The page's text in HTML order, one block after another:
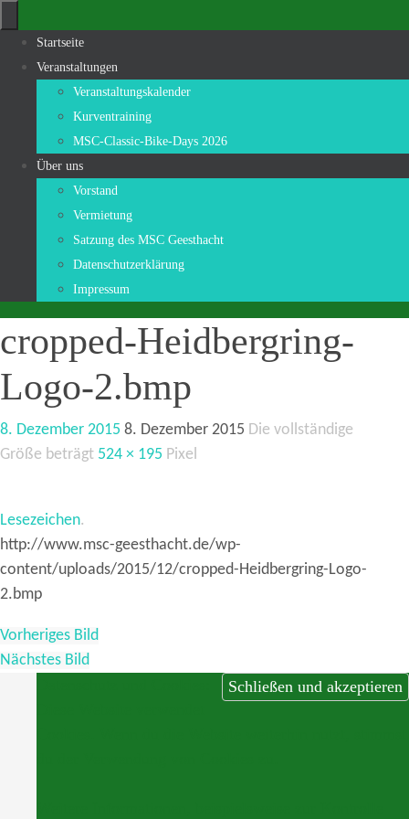
Inhalt
springen
Zum
Inhalt
Startseite
Veranstaltungen
Veranstaltungskalender
Kurventraining
MSC-Classic-Bike-Days 2026
Über uns
Vorstand
Vermietung
Satzung des MSC Geesthacht
Datenschutzerklärung
Impressum
cropped-Heidbergring-
Logo-2.bmp
8. Dezember 2015 8. Dezember 2015 Die vollständige
Größe beträgt 524 × 195 Pixel
Lesezeichen.
http://www.msc-geesthacht.de/wp-
content/uploads/2015/12/cropped-Heidbergring-Logo-
2.bmp
Vorheriges Bild
Nächstes Bild